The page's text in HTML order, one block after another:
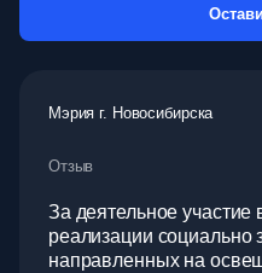
Мэрия г. Новосибирска
Отзыв
За деятельное участие
реализации социально
направленных на